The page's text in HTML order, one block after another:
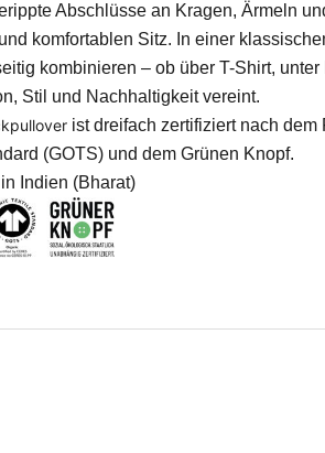
Abschlüsse an Kragen, Ärmeln
komfortablen Sitz. In einer
kombinieren – ob über T-Shirt,
Stil und Nachhaltigkeit vereint.
ist dreifach zertifiziert nach
(GOTS) und dem Grünen Knopf.
Indien (Bharat)